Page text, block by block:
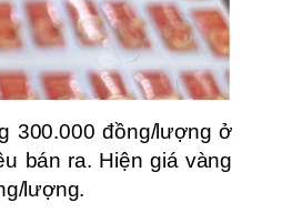
300.000 đồng/lượng ở
bán ra. Hiện giá vàng
lượng.